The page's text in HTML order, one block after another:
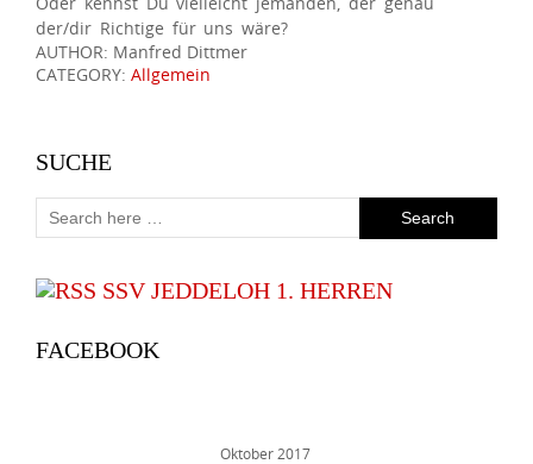
der/dir Richtige für uns wäre?
AUTHOR: Manfred Dittmer
CATEGORY: Allgemein
SUCHE
SSV JEDDELOH 1. HERREN
FACEBOOK
Oktober 2017